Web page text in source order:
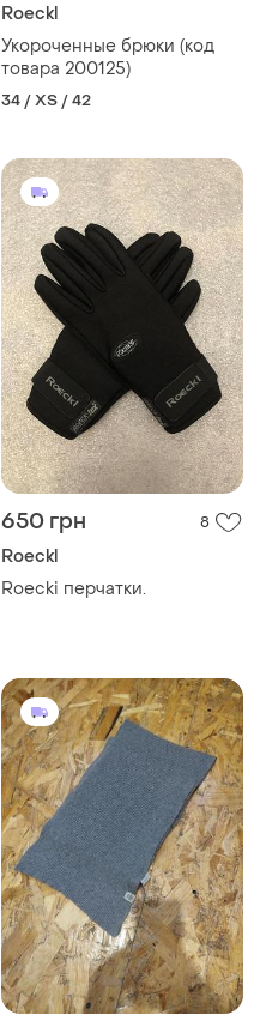
Roeckl
Укороченные брюки (код
товара 200125)
34 / XS / 42
650 грн 8
Roeckl
Roecki перчатки.